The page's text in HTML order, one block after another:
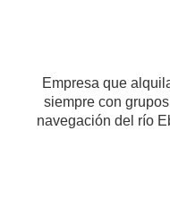
Empresa que
siempre con
navegación del río